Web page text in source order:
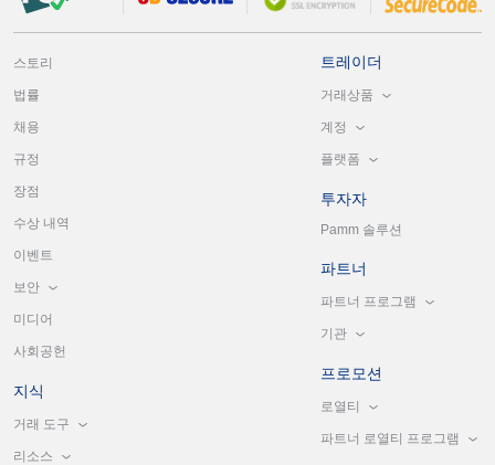
스토리
법률
채용
규정
장점
수상 내역
이벤트
보안
미디어
사회공헌
지식
거래 도구
리소스
트레이더
거래상품
계정
플랫폼
투자자
Pamm 솔루션
파트너
파트너 프로그램
기관
프로모션
로열티
파트너 로열티 프로그램